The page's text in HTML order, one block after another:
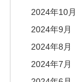
2024年10月
2024年9月
2024年8月
2024年7月